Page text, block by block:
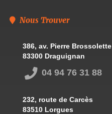
Nous Trouver
386, av. Pierre Brossolette
83300 Draguignan
04 94 76 31 88
232, route de Carcès
83510 Lorgues